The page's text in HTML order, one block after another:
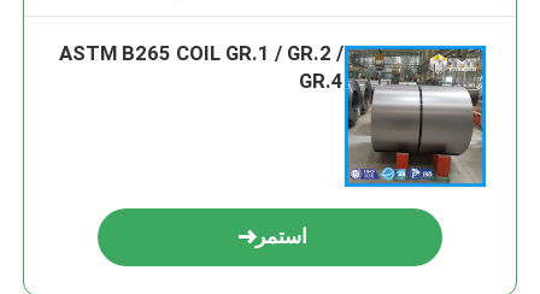
ASTM B265 COIL GR.1 / GR.2 /
GR.4
استمر